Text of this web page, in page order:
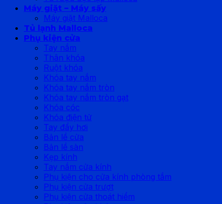
Máy giặt – Máy sấy
Máy giặt Malloca
Tủ lạnh Malloca
Phụ kiện cửa
Tay nắm
Thân khóa
Ruột khóa
Khóa tay nắm
Khóa tay nắm tròn
Khóa tay nắm tròn gạt
Khóa cóc
Khóa điện tử
Tay đẩy hơi
Bản lề cửa
Bản lề sàn
Kẹp kính
Tay nắm cửa kính
Phụ kiện cho cửa kính phòng tắm
Phụ kiện cửa trượt
Phụ kiện cửa thoát hiểm